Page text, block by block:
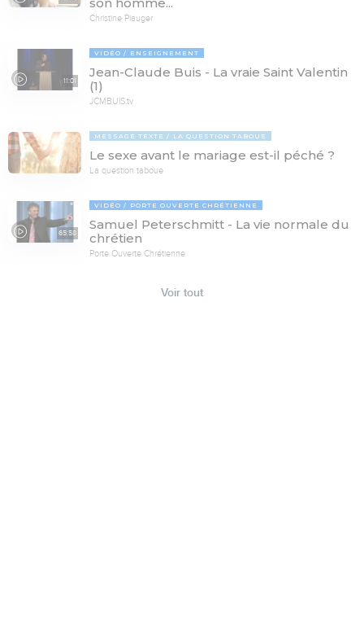
son homme...
Christine Piauger
11:01
VIDÉO ENSEIGNEMENT
Jean-Claude Buis - La vraie Saint Valentin
(1)
JCMBUIS.tv
MESSAGE TEXTE LA QUESTION TABOUE
Le sexe avant le mariage est-il péché ?
La question taboue
65:58
VIDÉO PORTE OUVERTE CHRÉTIENNE
Samuel Peterschmitt - La vie normale du
chrétien
Porte Ouverte Chrétienne
Voir tout